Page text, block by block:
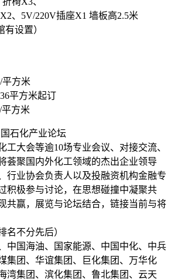
、5V/220V插座X1 墙板高2.5米
有设置）
平方米
平方米起订
方米
石化产业论坛
工大会等逾10场专业会议、对接交流、
荟聚国内外化工领域的杰出企业领导
行业协会负责人以及投融资机构金融专
积极参与讨论，在思想碰撞中凝聚共
共赢，展览与论坛结合，链接当前与将
名不分先后）
中国海油、国家能源、中国中化、中兵
集团、华谊集团、巨化集团、万华化
湾集团、滨化集团、鲁北集团、云天